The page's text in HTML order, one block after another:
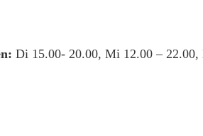
Di 15.00- 20.00, Mi 12.00 – 22.00,